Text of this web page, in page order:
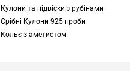
Кулони та підвіски з рубінами
Срібні Кулони 925 проби
Кольє з аметистом